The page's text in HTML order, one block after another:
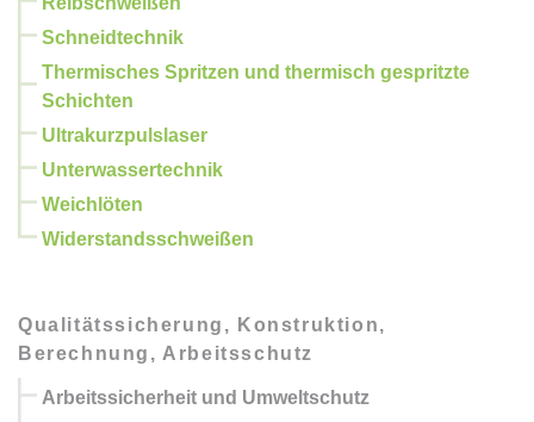
Schneidtechnik
Thermisches Spritzen und thermisch gespritzte
Schichten
Ultrakurzpulslaser
Unterwassertechnik
Weichlöten
Widerstandsschweißen
Qualitätssicherung, Konstruktion,
Berechnung, Arbeitsschutz
Arbeitssicherheit und Umweltschutz